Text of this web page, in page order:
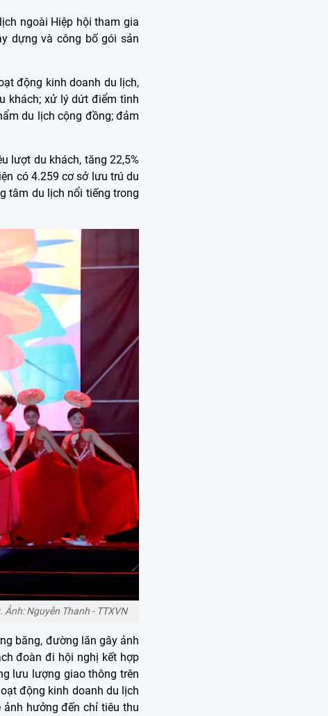
ngoài Hiệp hội tham gia
dựng và công bố gói sản
động kinh doanh du lịch,
khách; xử lý dứt điểm tình
du lịch cộng đồng; đảm
lượt du khách, tăng 22,5%
có 4.259 cơ sở lưu trú du
tâm du lịch nổi tiếng trong
Nguyễn Thanh - TTXVN
băng, đường lăn gây ảnh
đoàn đi hội nghị kết hợp
lưu lượng giao thông trên
động kinh doanh du lịch
hưởng đến chỉ tiêu thu